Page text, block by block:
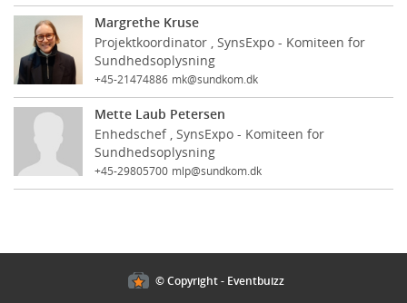
Margrethe Kruse
Projektkoordinator , SynsExpo - Komiteen for
Sundhedsoplysning
+45-21474886 mk@sundkom.dk
Mette Laub Petersen
Enhedschef , SynsExpo - Komiteen for
Sundhedsoplysning
+45-29805700 mlp@sundkom.dk
© Copyright - Eventbuizz